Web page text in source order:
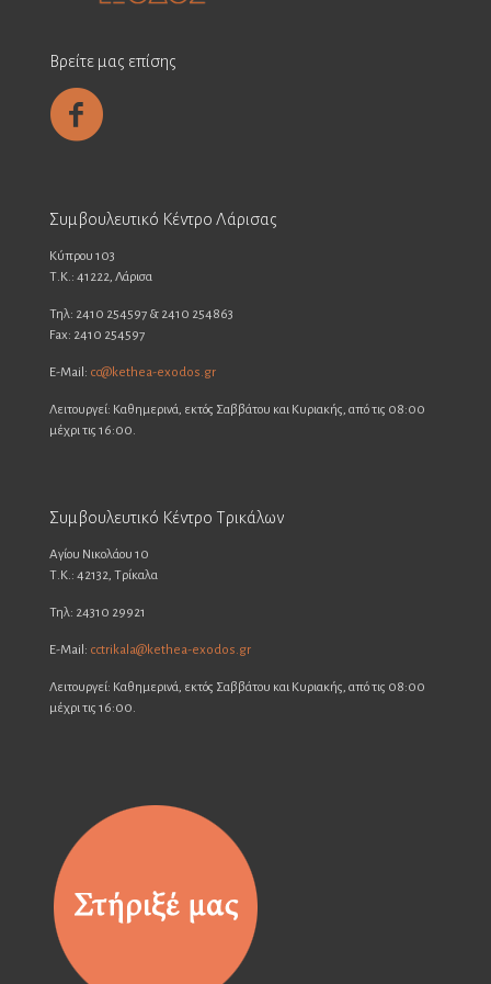
Βρείτε μας επίσης
Συμβουλευτικό Κέντρο Λάρισας
Κύπρου 103
Τ.Κ.: 41222, Λάρισα
Τηλ: 2410 254597 & 2410 254863
Fax: 2410 254597
E-Mail: cc@kethea-exodos.gr
Λειτουργεί: Καθημερινά, εκτός Σαββάτου και Κυριακής, από τις 08:00
μέχρι τις 16:00.
Συμβουλευτικό Κέντρο Τρικάλων
Αγίου Νικολάου 10
Τ.Κ.: 42132, Τρίκαλα
Τηλ: 24310 29921
E-Mail: cctrikala@kethea-exodos.gr
Λειτουργεί: Καθημερινά, εκτός Σαββάτου και Κυριακής, από τις 08:00
μέχρι τις 16:00.